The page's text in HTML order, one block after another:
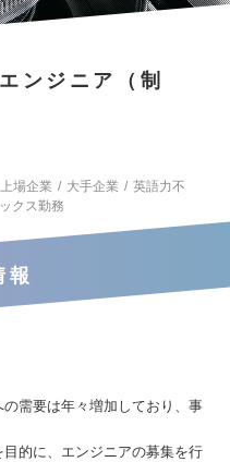
ンジニア（制
上場企業 大手企業
英語力不
クス勤務
報
需要は年々増加しており、事
的に、エンジニアの募集を行